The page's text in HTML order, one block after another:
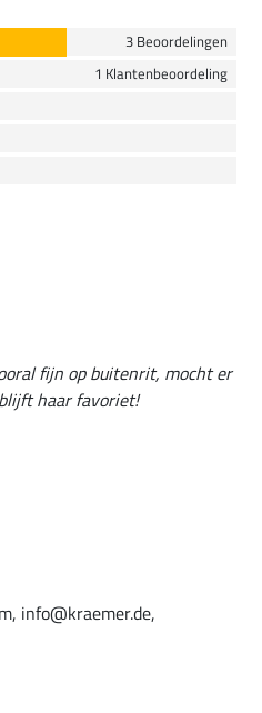
3 Beoordelingen
1 Klantenbeoordeling
fijn op buitenrit, mocht er
haar favoriet!
info@kraemer.de,